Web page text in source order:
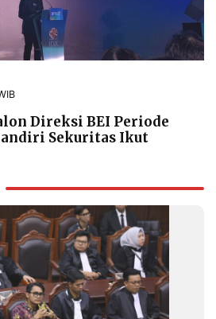
Direksi BEI Periode
Sekuritas Ikut